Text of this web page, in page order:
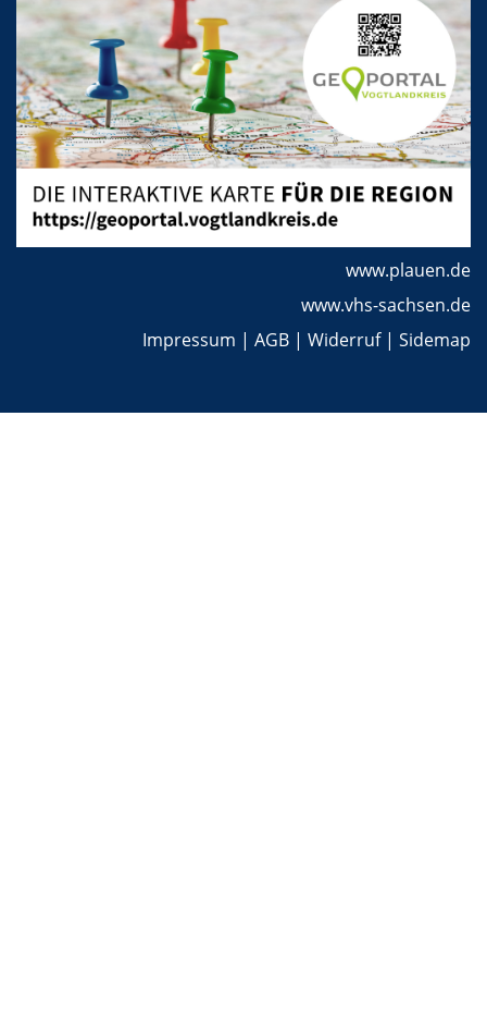
www.plauen.de
www.vhs-sachsen.de
Impressum | AGB | Widerruf| Sidemap